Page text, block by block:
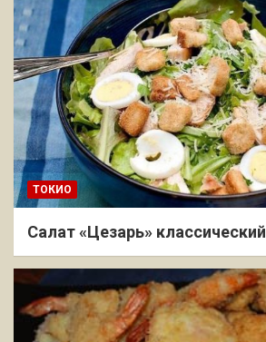
ТОКИО
Салат «Цезарь» классический